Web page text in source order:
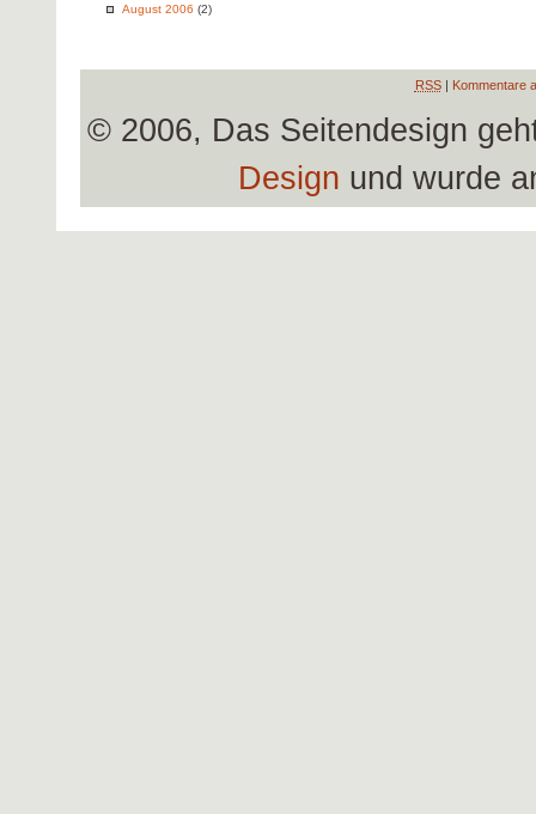
August 2006 (2)
RSS| Kommentare
© 2006, Das Seitendesign
Design und wurde